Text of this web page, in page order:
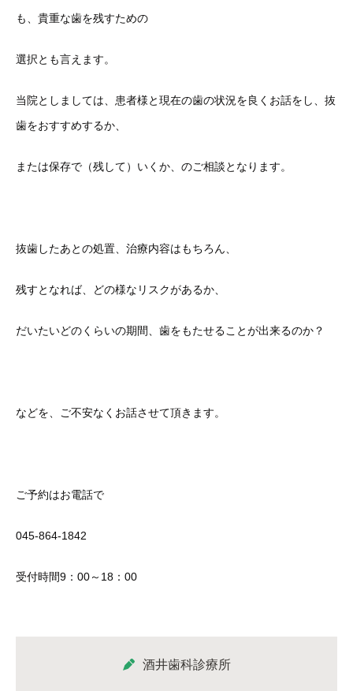
も、貴重な歯を残すための
選択とも言えます。
当院としましては、患者様と現在の歯の状況を良くお話をし、抜
歯をおすすめするか、
または保存で（残して）いくか、のご相談となります。
抜歯したあとの処置、治療内容はもちろん、
残すとなれば、どの様なリスクがあるか、
だいたいどのくらいの期間、歯をもたせることが出来るのか？
などを、ご不安なくお話させて頂きます。
ご予約はお電話で
045-864-1842
受付時間9：00～18：00
酒井歯科診療所